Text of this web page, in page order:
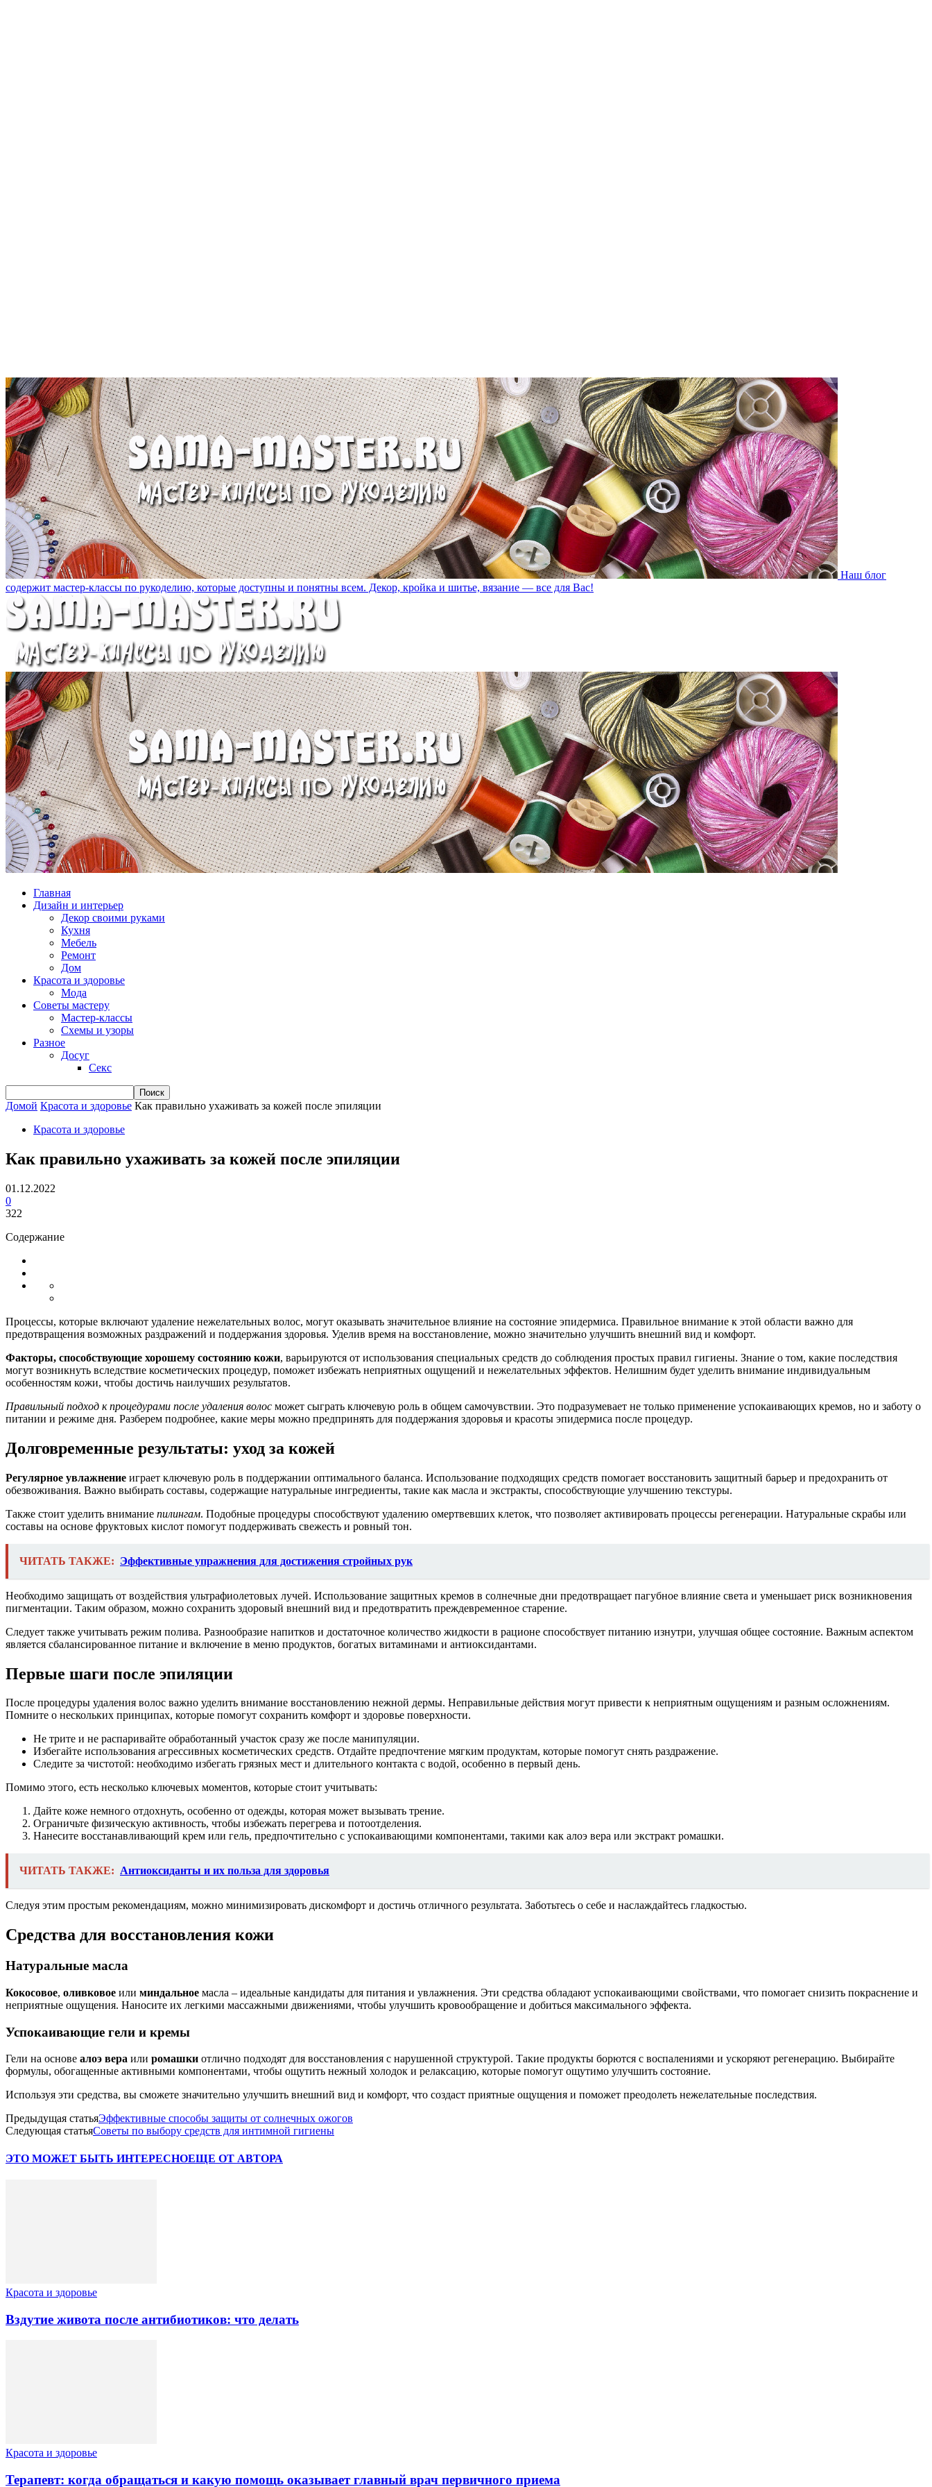
Наш блог
содержит мастер-классы по рукоделию, которые доступны и понятны всем. Декор, кройка и шитье, вязание — все для Вас!
Главная
Дизайн и интерьер
Декор своими руками
Кухня
Мебель
Ремонт
Дом
Красота и здоровье
Мода
Советы мастеру
Мастер-классы
Схемы и узоры
Разное
Досуг
Секс
Домой Красота и здоровье Как правильно ухаживать за кожей после эпиляции
Красота и здоровье
Как правильно ухаживать за кожей после эпиляции
01.12.2022
0
322
Содержание
Процессы, которые включают удаление нежелательных волос, могут оказывать значительное влияние на состояние эпидермиса. Правильное внимание к этой области важно для
предотвращения возможных раздражений и поддержания здоровья. Уделив время на восстановление, можно значительно улучшить внешний вид и комфорт.
Факторы, способствующие хорошему состоянию кожи, варьируются от использования специальных средств до соблюдения простых правил гигиены. Знание о том, какие последствия
могут возникнуть вследствие косметических процедур, поможет избежать неприятных ощущений и нежелательных эффектов. Нелишним будет уделить внимание индивидуальным
особенностям кожи, чтобы достичь наилучших результатов.
Правильный подход к процедурами после удаления волос может сыграть ключевую роль в общем самочувствии. Это подразумевает не только применение успокаивающих кремов, но и заботу о
питании и режиме дня. Разберем подробнее, какие меры можно предпринять для поддержания здоровья и красоты эпидермиса после процедур.
Долговременные результаты: уход за кожей
Регулярное увлажнение играет ключевую роль в поддержании оптимального баланса. Использование подходящих средств помогает восстановить защитный барьер и предохранить от
обезвоживания. Важно выбирать составы, содержащие натуральные ингредиенты, такие как масла и экстракты, способствующие улучшению текстуры.
Также стоит уделить внимание пилингам. Подобные процедуры способствуют удалению омертвевших клеток, что позволяет активировать процессы регенерации. Натуральные скрабы или
составы на основе фруктовых кислот помогут поддерживать свежесть и ровный тон.
ЧИТАТЬ ТАКЖЕ: Эффективные упражнения для достижения стройных рук
Необходимо защищать от воздействия ультрафиолетовых лучей. Использование защитных кремов в солнечные дни предотвращает пагубное влияние света и уменьшает риск возникновения
пигментации. Таким образом, можно сохранить здоровый внешний вид и предотвратить преждевременное старение.
Следует также учитывать режим полива. Разнообразие напитков и достаточное количество жидкости в рационе способствует питанию изнутри, улучшая общее состояние. Важным аспектом
является сбалансированное питание и включение в меню продуктов, богатых витаминами и антиоксидантами.
Первые шаги после эпиляции
После процедуры удаления волос важно уделить внимание восстановлению нежной дермы. Неправильные действия могут привести к неприятным ощущениям и разным осложнениям.
Помните о нескольких принципах, которые помогут сохранить комфорт и здоровье поверхности.
Не трите и не распаривайте обработанный участок сразу же после манипуляции.
Избегайте использования агрессивных косметических средств. Отдайте предпочтение мягким продуктам, которые помогут снять раздражение.
Следите за чистотой: необходимо избегать грязных мест и длительного контакта с водой, особенно в первый день.
Помимо этого, есть несколько ключевых моментов, которые стоит учитывать:
Дайте коже немного отдохнуть, особенно от одежды, которая может вызывать трение.
Ограничьте физическую активность, чтобы избежать перегрева и потоотделения.
Нанесите восстанавливающий крем или гель, предпочтительно с успокаивающими компонентами, такими как алоэ вера или экстракт ромашки.
ЧИТАТЬ ТАКЖЕ: Антиоксиданты и их польза для здоровья
Следуя этим простым рекомендациям, можно минимизировать дискомфорт и достичь отличного результата. Заботьтесь о себе и наслаждайтесь гладкостью.
Средства для восстановления кожи
Натуральные масла
Кокосовое, оливковое или миндальное масла – идеальные кандидаты для питания и увлажнения. Эти средства обладают успокаивающими свойствами, что помогает снизить покраснение и
неприятные ощущения. Наносите их легкими массажными движениями, чтобы улучшить кровообращение и добиться максимального эффекта.
Успокаивающие гели и кремы
Гели на основе алоэ вера или ромашки отлично подходят для восстановления с нарушенной структурой. Такие продукты борются с воспалениями и ускоряют регенерацию. Выбирайте
формулы, обогащенные активными компонентами, чтобы ощутить нежный холодок и релаксацию, которые помогут ощутимо улучшить состояние.
Используя эти средства, вы сможете значительно улучшить внешний вид и комфорт, что создаст приятные ощущения и поможет преодолеть нежелательные последствия.
Предыдущая статьяЭффективные способы защиты от солнечных ожогов
Следующая статьяСоветы по выбору средств для интимной гигиены
ЭТО МОЖЕТ БЫТЬ ИНТЕРЕСНОЕЩЕ ОТ АВТОРА
Красота и здоровье
Вздутие живота после антибиотиков: что делать
Красота и здоровье
Терапевт: когда обращаться и какую помощь оказывает главный врач первичного приема